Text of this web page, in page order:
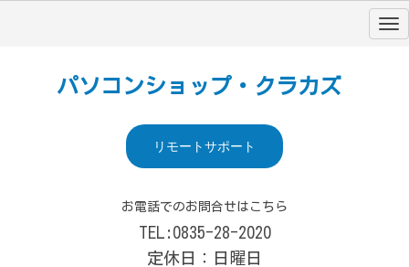
パソコンショップ・クラカズ
リモートサポート
お電話でのお問合せはこちら
TEL:0835-28-2020
定休日：日曜日